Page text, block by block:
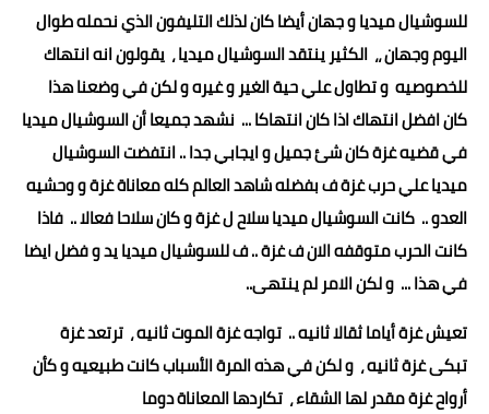
للسوشيال ميديا و جهان أيضا كان لذلك التليفون الذي نحمله طوال
اليوم وجهان ،، الكثير ينتقد السوشيال ميديا ، يقولون انه انتهاك
للخصوصيه و تطاول علي حية الغير و غيره و لكن في وضعنا هذا
كان افضل انتهاك اذا كان انتهاكا ... نشهد جميعا أن السوشيال ميديا
في قضيه غزة كان شئ جميل و ايجابي جدا .. انتفضت السوشيال
ميديا علي حرب غزة ف بفضله شاهد العالم كله معاناة غزة و وحشيه
العدو .. كانت السوشيال ميديا سلاح ل غزة و كان سلاحا فعالا .. فاذا
كانت الحرب متوقفه الان ف غزة .. ف للسوشيال ميديا يد و فضل ايضا
في هذا ... و لكن الامر لم ينتهى..
تعيش غزة أياما ثقالا ثانيه .. تواجه غزة الموت ثانيه ، ترتعد غزة
تبكى غزة ثانيه ، و لكن في هذه المرة الأسباب كانت طبيعيه و كأن
أرواح غزة مقدر لها الشقاء ، تكاردها المعاناة دوما